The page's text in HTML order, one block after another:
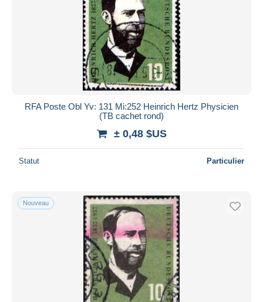
RFA Poste Obl Yv: 131 Mi:252 Heinrich Hertz Physicien
(TB cachet rond)
± 0,48 $US
Statut Particulier
Nouveau